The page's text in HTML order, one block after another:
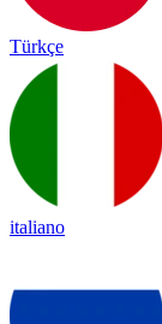
Türkçe
italiano